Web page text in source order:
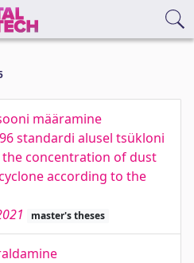
määramine
standardi alusel tsükloni
concentration of dust
according to the
master's theses